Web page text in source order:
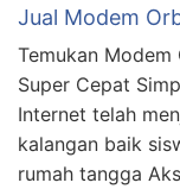
Jual Modem
Temukan
Super Cepat
Internet telah
kalangan baik
rumah tangga